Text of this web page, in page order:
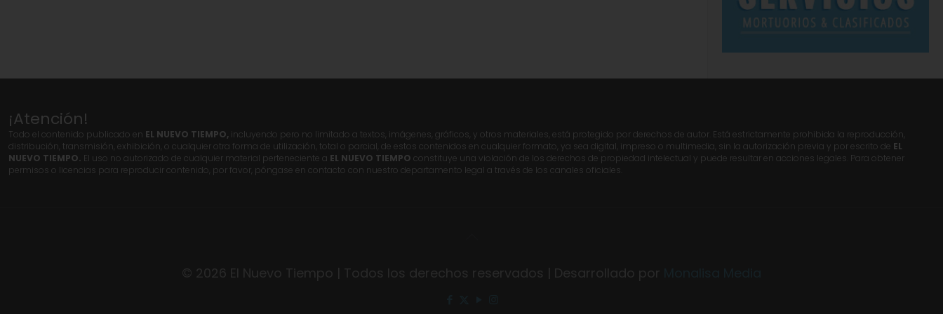
¡Atención!
Todo el contenido publicado en EL NUEVO TIEMPO, incluyendo pero no limitado a textos, imágenes, gráficos, y otros materiales, está protegido por derechos de autor. Está estrictamente prohibida la reproducción,
distribución, transmisión, exhibición, o cualquier otra forma de utilización, total o parcial, de estos contenidos en cualquier formato, ya sea digital, impreso o multimedia, sin la autorización previa y por escrito de EL
NUEVO TIEMPO. El uso no autorizado de cualquier material perteneciente a EL NUEVO TIEMPO constituye una violación de los derechos de propiedad intelectual y puede resultar en acciones legales. Para obtener
permisos o licencias para reproducir contenido, por favor, póngase en contacto con nuestro departamento legal a través de los canales oficiales.
© 2026 El Nuevo Tiempo | Todos los derechos reservados | Desarrollado por